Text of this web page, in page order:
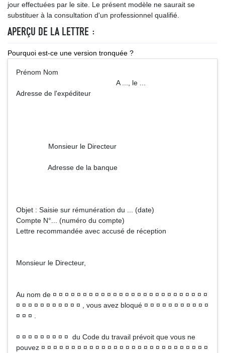
jour effectuées par le site. Le présent modèle ne saurait se
substituer à la consultation d'un professionnel qualifié.
APERÇU DE LA LETTRE :
Pourquoi est-ce une version tronquée ?
Prénom Nom
A ..., le ...
Adresse de l'expéditeur
Monsieur le Directeur
Adresse de la banque
Objet : Saisie sur rémunération du ... (date)
Compte N°... (numéro du compte)
Lettre recommandée avec accusé de réception
Monsieur le Directeur,
Au nom de ¤ ¤ ¤ ¤ ¤ ¤ ¤ ¤ ¤ ¤ ¤ ¤ ¤ ¤ ¤ ¤ ¤ ¤ ¤ ¤ ¤ ¤ ¤ ¤ ¤ ¤
¤ ¤ ¤ ¤ ¤ ¤ ¤ ¤ ¤ ¤ ¤ , vous avez bloqué ¤ ¤ ¤ ¤ ¤ ¤ ¤ ¤ ¤ ¤ ¤
¤ ¤ ¤ .
¤ ¤ ¤ ¤ ¤ ¤ ¤ ¤ ¤ du Code du travail prévoit que vous ne
pouvez ¤ ¤ ¤ ¤ ¤ ¤ ¤ ¤ ¤ ¤ ¤ ¤ ¤ ¤ ¤ ¤ ¤ ¤ ¤ ¤ ¤ ¤ ¤ ¤ ¤ ¤ ¤ ¤